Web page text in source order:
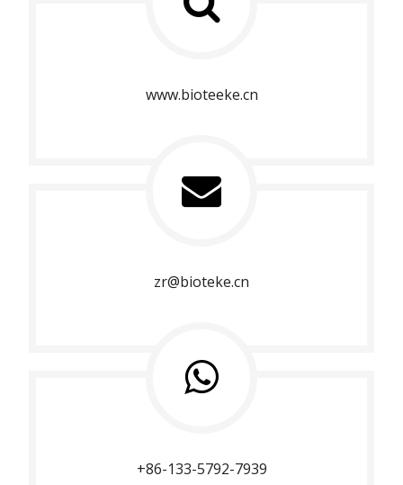
www.bioteeke.cn
zr@bioteke.cn
+86-133-5792-7939